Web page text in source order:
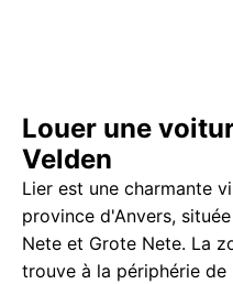
Louer une
Velden
Lier est une charmante
province d'Anvers,
Nete et Grote Nete. La
trouve à la périphérie